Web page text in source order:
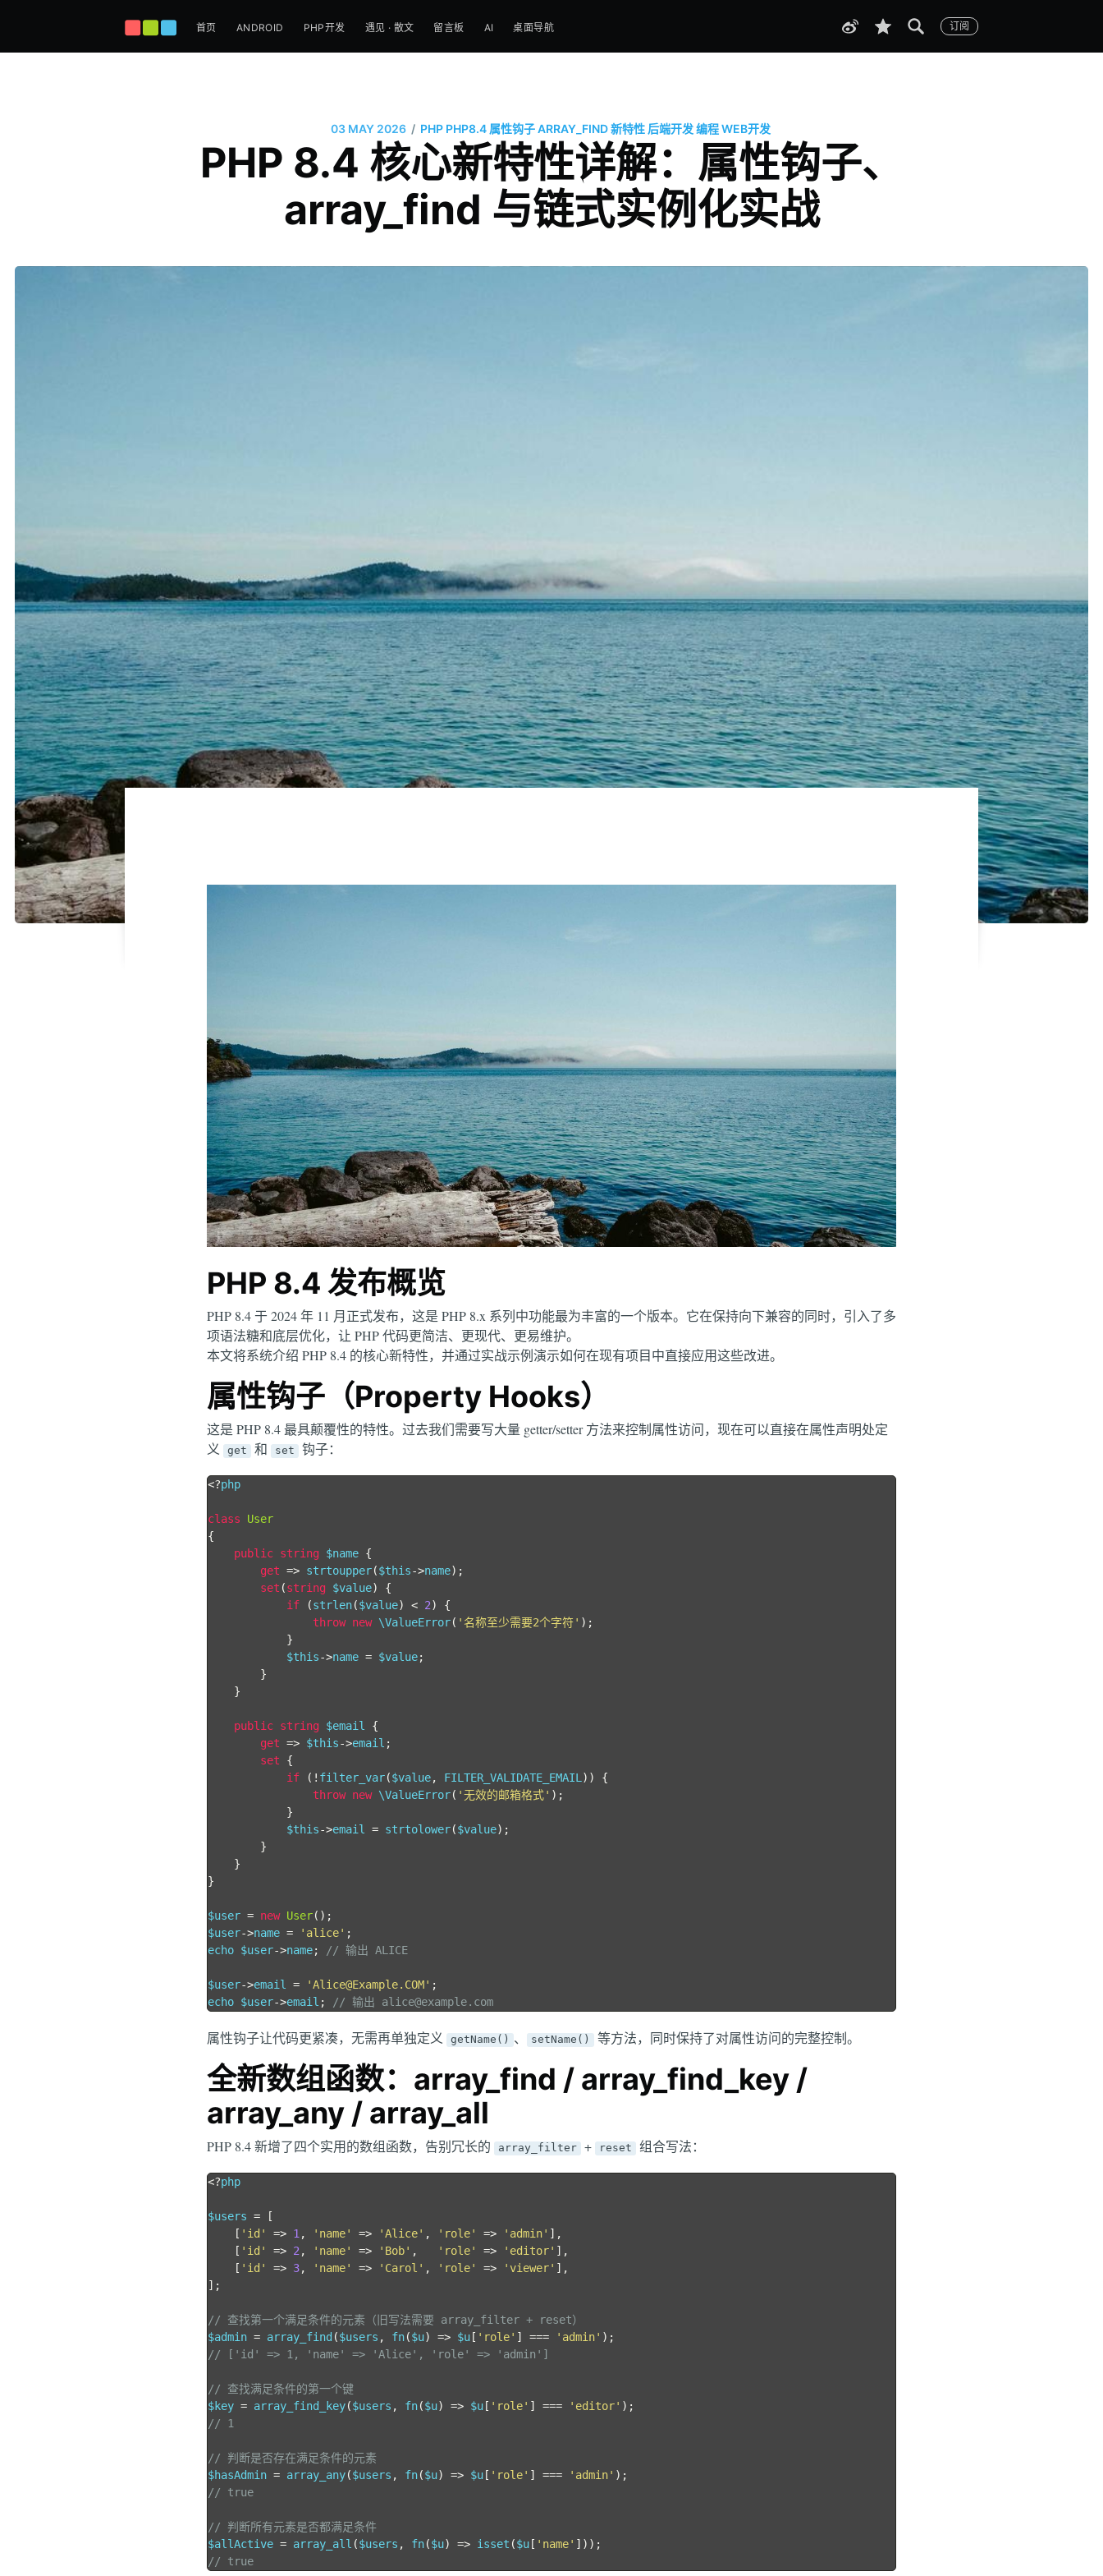
首页 ANDROID PHP开发 遇见 · 散文 留言板 AI 桌面导航 订阅
03 MAY 2026 / PHP PHP8.4 属性钩子ARRAY_FIND新特性 后端开发编程WEB开发
PHP 8.4 核心新特性详解：属性钩子、
array_find 与链式实例化实战
PHP 8.4 发布概览
PHP 8.4 于 2024 年 11 月正式发布，这是 PHP 8.x 系列中功能最为丰富的一个版本。它在保持向下兼容的同时，引入了多
项语法糖和底层优化，让 PHP 代码更简洁、更现代、更易维护。
本文将系统介绍 PHP 8.4 的核心新特性，并通过实战示例演示如何在现有项目中直接应用这些改进。
属性钩子（Property Hooks）
这是 PHP 8.4 最具颠覆性的特性。过去我们需要写大量 getter/setter 方法来控制属性访问，现在可以直接在属性声明处定
义
get 和 set 钩子：
<?php
class
User
{
public string $name {
get => strtoupper($this->name);
set (string $value)
{
if
(strlen($value) < 2)
{
throw new \ValueError( '名称至少需要2个字符' );
}
$this->name = $value;
}
}
public string $email {
get => $this->email ;
set
{
if
(! filter_var($value, FILTER_VALIDATE_EMAIL))
{
throw new \ValueError( '无效的邮箱格式' );
}
$this->email = strtolower($value);
}
}
}
$user = new User();
$user->name = 'alice' ;
echo $user->name; // 输出 ALICE
$user->email = 'Alice@Example.COM' ;
echo $user->email ; // 输出 alice@example.com
属性钩子让代码更紧凑，无需再单独定义 getName() 、 setName() 等方法，同时保持了对属性访问的完整控制。
全新数组函数：array_find / array_find_key /
array_any / array_all
PHP 8.4 新增了四个实用的数组函数，告别冗长的 array_filter + reset 组合写法：
<?php
$users =
[
[ 'id' => 1 , 'name' => 'Alice' , 'role' => 'admin' ],
[ 'id' => 2 , 'name' => 'Bob' , 'role' => 'editor' ],
[ 'id' => 3, 'name' => 'Carol' , 'role' => 'viewer' ],
];
// 查找第一个满足条件的元素（旧写法需要 array_filter + reset）
$admin = array_find ($users , fn($u) => $u[ 'role' ] === 'admin' );
// ['id' => 1, 'name' => 'Alice', 'role' => 'admin']
// 查找满足条件的第一个键
$key = array_find_key($users , fn($u) => $u[ 'role' ] === 'editor' );
// 1
// 判断是否存在满足条件的元素
$hasAdmin = array_any($users , fn($u) => $u[ 'role' ] === 'admin' );
// true
// 判断所有元素是否都满足条件
$allActive = array_all ($users , fn($u) => isset ($u[ 'name' ]));
// true